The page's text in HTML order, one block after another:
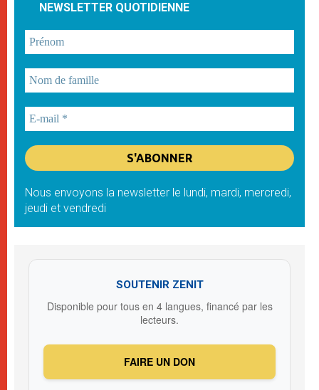
NEWSLETTER QUOTIDIENNE
Nous envoyons la newsletter le lundi, mardi, mercredi,
jeudi et vendredi
SOUTENIR ZENIT
Disponible pour tous en 4 langues, financé par les
lecteurs.
FAIRE UN DON